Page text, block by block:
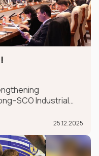
Industrial
25.12.2025